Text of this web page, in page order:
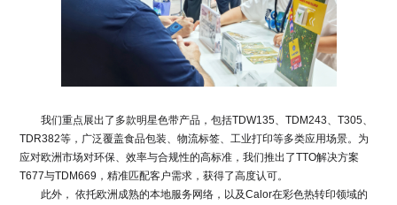
我们重点展出了多款明星色带产品，包括TDW135、TDM243、T305、
TDR382等，广泛覆盖食品包装、物流标签、工业打印等多类应用场景。为
应对欧洲市场对环保、效率与合规性的高标准，我们推出了TTO解决方案
T677与TDM669，精准匹配客户需求，获得了高度认可。
此外， 依托欧洲成熟的本地服务网络，以及Calor在彩色热转印领域的